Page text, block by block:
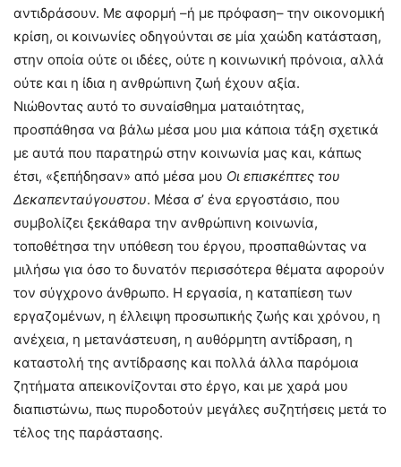
αντιδράσουν. Με αφορμή –ή με πρόφαση– την οικονομική
κρίση, οι κοινωνίες οδηγούνται σε μία χαώδη κατάσταση,
στην οποία ούτε οι ιδέες, ούτε η κοινωνική πρόνοια, αλλά
ούτε και η ίδια η ανθρώπινη ζωή έχουν αξία.
Νιώθοντας αυτό το συναίσθημα ματαιότητας,
προσπάθησα να βάλω μέσα μου μια κάποια τάξη σχετικά
με αυτά που παρατηρώ στην κοινωνία μας και, κάπως
έτσι, «ξεπήδησαν» από μέσα μου Οι επισκέπτες του
Δεκαπενταύγουστου. Μέσα σ’ ένα εργοστάσιο, που
συμβολίζει ξεκάθαρα την ανθρώπινη κοινωνία,
τοποθέτησα την υπόθεση του έργου, προσπαθώντας να
μιλήσω για όσο το δυνατόν περισσότερα θέματα αφορούν
τον σύγχρονο άνθρωπο. Η εργασία, η καταπίεση των
εργαζομένων, η έλλειψη προσωπικής ζωής και χρόνου, η
ανέχεια, η μετανάστευση, η αυθόρμητη αντίδραση, η
καταστολή της αντίδρασης και πολλά άλλα παρόμοια
ζητήματα απεικονίζονται στο έργο, και με χαρά μου
διαπιστώνω, πως πυροδοτούν μεγάλες συζητήσεις μετά το
τέλος της παράστασης.